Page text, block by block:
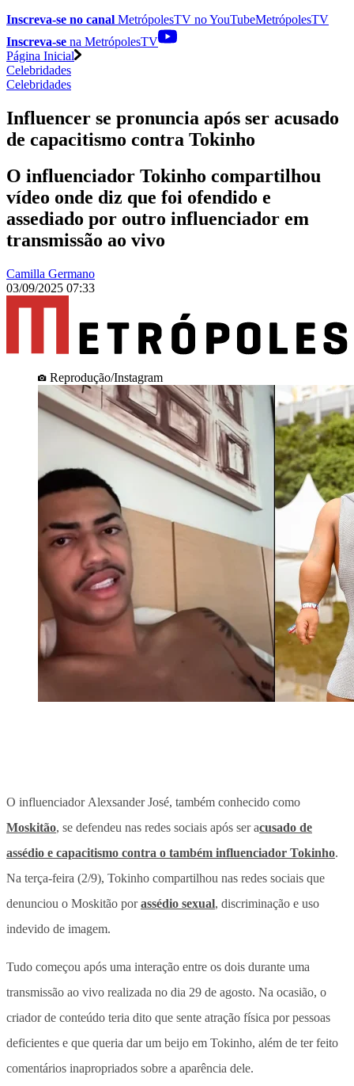
Inscreva-se no canal MetrópolesTV noYouTubeMetrópolesTV
Inscreva-se na MetrópolesTV
Página Inicial
Celebridades
Celebridades
Influencer se pronuncia após ser acusado
de capacitismo contra Tokinho
O influenciador Tokinho compartilhou
vídeo onde diz que foi ofendido e
assediado por outro influenciador em
transmissão ao vivo
Camilla Germano
03/09/2025 07:33
Reprodução/Instagram
O influenciador Alexsander José, também conhecido como
Moskitão, se defendeu nas redes sociais após ser acusado de
assédio e capacitismo contra o também influenciador Tokinho.
Na terça-feira (2/9), Tokinho compartilhou nas redes sociais que
denunciou o Moskitão porassédio sexual, discriminação e uso
indevido de imagem.
Tudo começou após uma interação entre os dois durante uma
transmissão ao vivo realizada no dia 29 de agosto. Na ocasião, o
criador de conteúdo teria dito que sente atração física por pessoas
deficientes e que queria dar um beijo em Tokinho, além de ter feito
comentários inapropriados sobre a aparência dele.